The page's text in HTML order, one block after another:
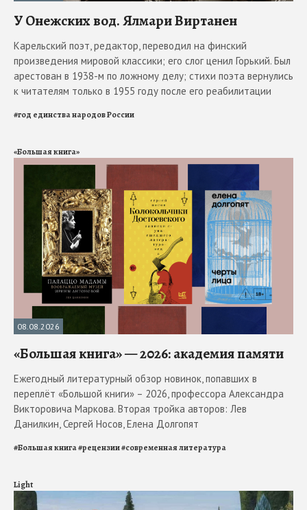
У Онежских вод. Ялмари Виртанен
Карельский поэт, редактор, переводил на финский
произведения мировой классики; его слог ценил Горький. Был
арестован в 1938-м по ложному делу; стихи поэта вернулись
к читателям только в 1955 году после его реабилитации
#год единства народов России
«Большая книга»
08.08.2026
«Большая книга» — 2026: академия памяти
Ежегодный литературный обзор новинок, попавших в
переплёт «Большой книги» – 2026, профессора Александра
Викторовича Маркова. Вторая тройка авторов: Лев
Данилкин, Сергей Носов, Елена Долгопят
#Большая книга#рецензии#современная литература
Light